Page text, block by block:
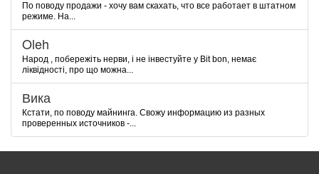
По поводу продажи - хочу вам скахать, что все работает в штатном
режиме. На...
Oleh
Народ , побережіть нерви, і не інвестуйте у Bit bon, немає
ліквідності, про що можна...
Вика
Кстати, по поводу майнинга. Свожу информацию из разных
проверенных источников -...